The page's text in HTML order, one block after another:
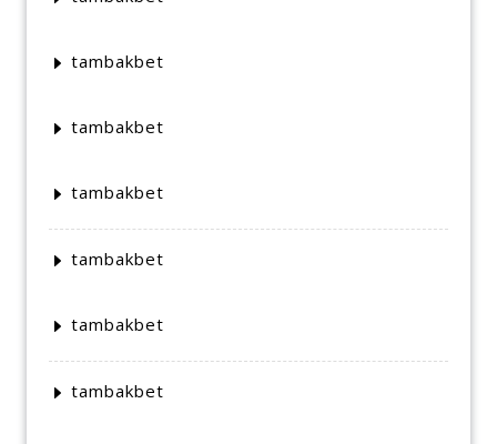
tambakbet
tambakbet
tambakbet
tambakbet
tambakbet
tambakbet